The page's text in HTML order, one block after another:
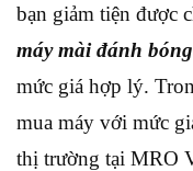
bạn giảm tiện được
máy mài đánh
mức giá hợp lý.
mua máy với mức
thị trường tại MRO